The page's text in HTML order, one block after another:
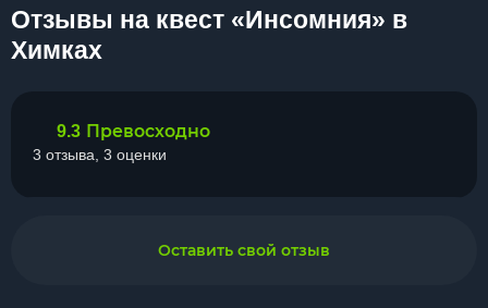
Отзывы на квест «Инсомния» в
Химках
9.3 Превосходно
3 отзыва, 3 оценки
Оставить свой отзыв